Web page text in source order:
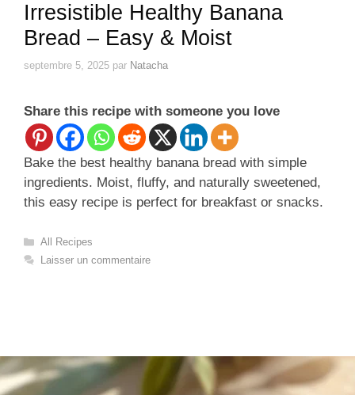
Irresistible Healthy Banana
Bread – Easy & Moist
septembre 5, 2025 par Natacha
Share this recipe with someone you love
Bake the best healthy banana bread with simple
ingredients. Moist, fluffy, and naturally sweetened,
this easy recipe is perfect for breakfast or snacks.
Catégories
All Recipes
Laisser un commentaire